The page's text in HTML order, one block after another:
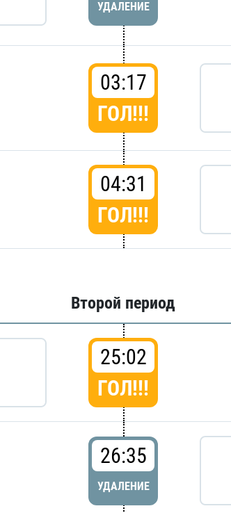
УДАЛЕНИЕ
03:17
ГОЛ!!!
04:31
ГОЛ!!!
Второй период
25:02
ГОЛ!!!
26:35
УДАЛЕНИЕ